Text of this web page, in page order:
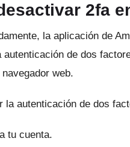
2fa
la aplicación de
autenticación de dos
web.
la autenticación de dos
tu cuenta.